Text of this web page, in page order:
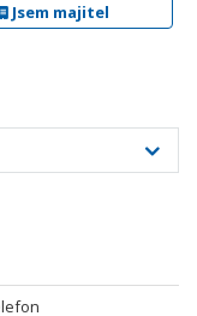
Jsem majitel